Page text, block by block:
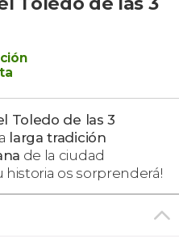
Toledo de las 3
larga tradición
de la ciudad
historia os sorprenderá!